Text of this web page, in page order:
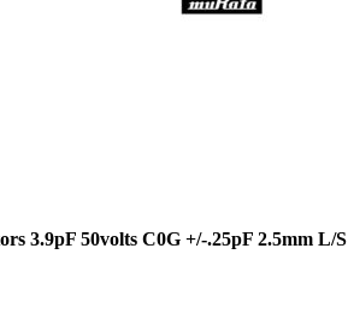
3.9pF 50volts C0G +/-.25pF 2.5mm L/S